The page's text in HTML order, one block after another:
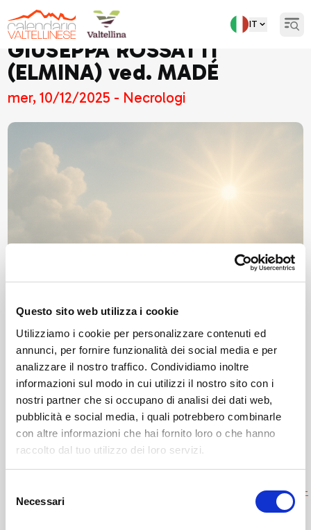
Questo sito web utilizza i cookie
Utilizziamo i cookie per personalizzare contenuti ed
annunci, per fornire funzionalità dei social media e per
analizzare il nostro traffico. Condividiamo inoltre
informazioni sul modo in cui utilizzi il nostro sito con i
nostri partner che si occupano di analisi dei dati web,
pubblicità e social media, i quali potrebbero combinarle
con altre informazioni che hai fornito loro o che hanno
raccolto dal tuo utilizzo dei loro servizi.
delNecessari
IT
GIUSEPPA ROSSATTI
(ELMINA) ved. MADÉ
mer, 10/12/2025 - Necrologi
Leggi qui il necrologio:
https://www.onoranzefunebrisof.it/memorials/giuseppa-
rossatti-elmina-ved-made/